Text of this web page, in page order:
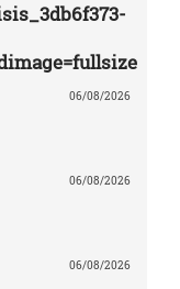
06/08/2026
06/08/2026
06/08/2026